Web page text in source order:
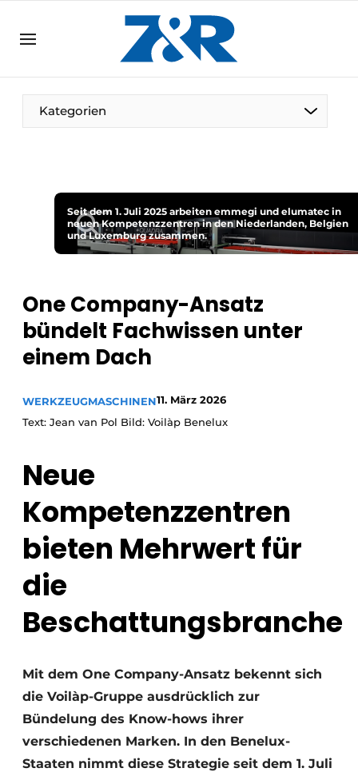
DE EN
DE
Kategorien
Seit dem 1. Juli 2025 arbeiten emmegi und elumatec in
neuen Kompetenzzentren in den Niederlanden, Belgien
und Luxemburg zusammen.
One Company-Ansatz
bündelt Fachwissen unter
einem Dach
WERKZEUGMASCHINEN11. März 2026
Text: Jean van Pol Bild: Voilàp Benelux
Neue
Kompetenzzentren
bieten Mehrwert für
die
Beschattungsbranche
Mit dem One Company-Ansatz bekennt sich
die Voilàp-Gruppe ausdrücklich zur
Bündelung des Know-hows ihrer
verschiedenen Marken. In den Benelux-
Staaten nimmt diese Strategie seit dem 1. Juli